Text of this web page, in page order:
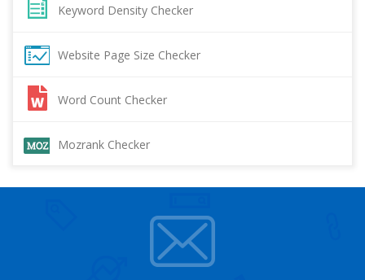
Keyword Density Checker
Website Page Size Checker
Word Count Checker
Mozrank Checker